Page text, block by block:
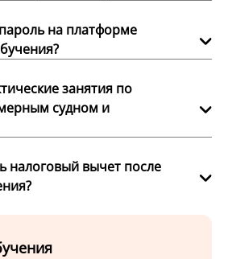
на платформе
занятия по
судном и
налоговый вычет после